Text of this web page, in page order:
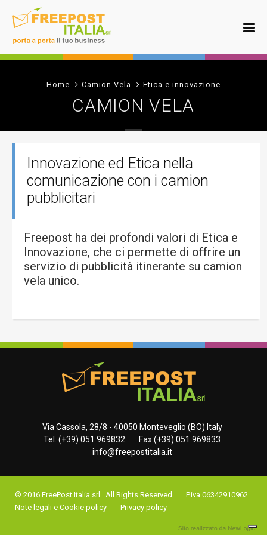
Home Camion Vela Etica e innovazione
CAMION VELA
Innovazione ed Etica nella
comunicazione con i camion
pubblicitari
Freepost ha dei profondi valori di Etica e
Innovazione, che ci permette di offrire un
servizio di pubblicità itinerante su camion
vela unico.
Via Cassola, 28/8 - 40050 Monteveglio (BO) Italy
Tel. (+39) 051 969832
Fax (+39) 051 969833
info@freepostitalia.it
© 2016 FreePost Italia srl . All Rights Reserved
P.iva 06342910962
Note legali e Cookie policy
Privacy policy